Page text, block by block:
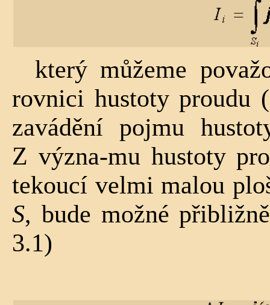
který můžeme
rovnici hustoty proudu
zavádění pojmu
Z význa-mu hustoty
tekoucí velmi malou
S, bude možné
3.1)